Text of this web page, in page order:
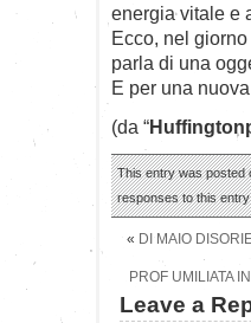
energia vitale e
Ecco, nel
parla di una
E per una
(da “
This entry was posted
responses to this
« DI MAIO
PROF UMILIATA
Leave a